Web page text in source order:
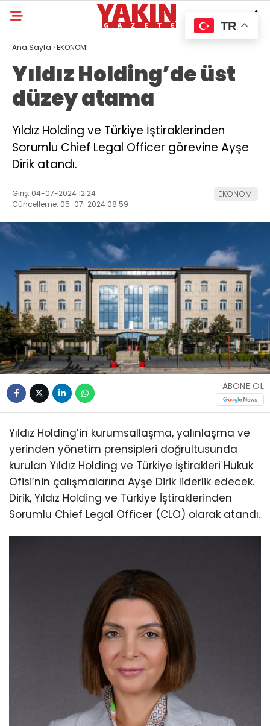
Ana Sayfa ›EKONOMİ
Yıldız Holding’de üst
düzey atama
Yıldız Holding ve Türkiye İştiraklerinden
Sorumlu Chief Legal Officer görevine Ayşe
Dirik atandı.
Giriş: 04-07-2024 12:24
Güncelleme: 05-07-2024 08:59
EKONOMİ
ABONE OL
Yıldız Holding’in kurumsallaşma, yalınlaşma ve
yerinden yönetim prensipleri doğrultusunda
kurulan Yıldız Holding ve Türkiye İştirakleri Hukuk
Ofisi’nin çalışmalarına Ayşe Dirik liderlik edecek.
Dirik, Yıldız Holding ve Türkiye İştiraklerinden
Sorumlu Chief Legal Officer (CLO) olarak atandı.
TR